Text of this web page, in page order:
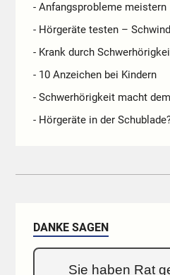
- Anfangsprobleme meistern
- Hörgeräte testen –
- Krank durch
- 10 Anzeichen bei Kindern
- Schwerhörigkeit macht
- Hörgeräte in der
DANKE SAGEN
Sie haben Rat